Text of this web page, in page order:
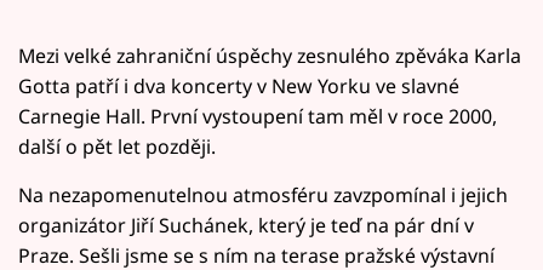
Mezi velké zahraniční úspěchy zesnulého zpěváka Karla
Gotta patří i dva koncerty v New Yorku ve slavné
Carnegie Hall. První vystoupení tam měl v roce 2000,
další o pět let později.
Na nezapomenutelnou atmosféru zavzpomínal i jejich
organizátor Jiří Suchánek, který je teď na pár dní v
Praze. Sešli jsme se s ním na terase pražské výstavní